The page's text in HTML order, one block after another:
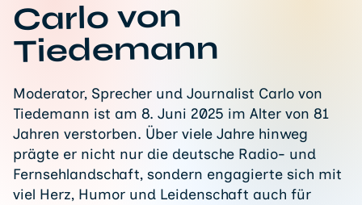
Carlo von
Tiedemann
Moderator, Sprecher und Journalist Carlo von
Tiedemann ist am 8. Juni 2025 im Alter von 81
Jahren verstorben. Über viele Jahre hinweg
prägte er nicht nur die deutsche Radio- und
Fernsehlandschaft, sondern engagierte sich mit
viel Herz, Humor und Leidenschaft auch für